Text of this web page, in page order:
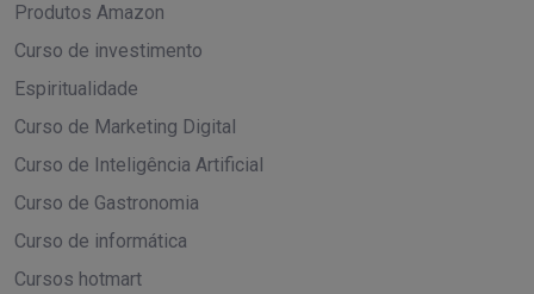
Produtos Amazon
Curso de investimento
Espiritualidade
Curso de Marketing Digital
Curso de Inteligência Artificial
Curso de Gastronomia
Curso de informática
Cursos hotmart